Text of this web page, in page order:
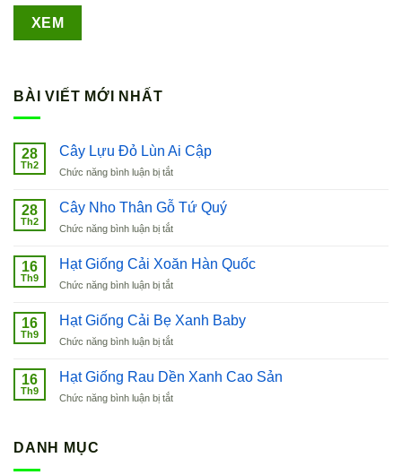
BÀI VIẾT MỚI NHẤT
28
Th2
Cây Lựu Đỏ Lùn Ai Cập
Chức năng bình luận bị tắtở
Lựu
Lùn
Cập
28
Th2
Cây Nho Thân Gỗ Tứ Quý
Chức năng bình luận bị tắtở
Nho
Gỗ
Quý
16
Th9
Hạt Giống Cải Xoăn Hàn Quốc
Chức năng bình luận bị tắtở
Giống
Xoăn
Quốc
16
Th9
Hạt Giống Cải Bẹ Xanh Baby
Chức năng bình luận bị tắtở
Giống
Bẹ
16
Th9
Hạt Giống Rau Dền Xanh Cao Sản
Chức năng bình luận bị tắtở
DANH MỤC